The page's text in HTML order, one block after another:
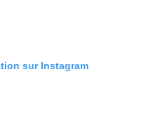
sur Instagram